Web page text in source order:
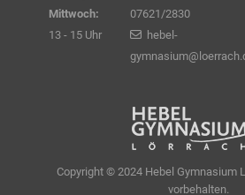
Mittwoch:
13 - 15 Uhr
07621/2830
hebel-
Copyright © 2024 Hebel Gymnasium
vorbehalten.